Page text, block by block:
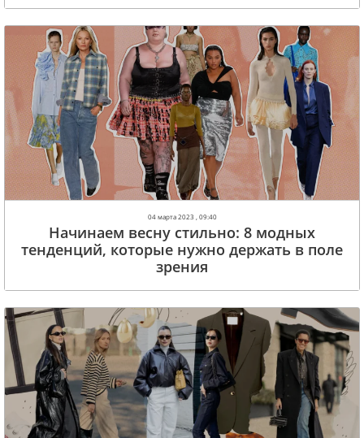
04 марта 2023 , 09:40
Начинаем весну стильно: 8 модных
тенденций, которые нужно держать в поле
зрения